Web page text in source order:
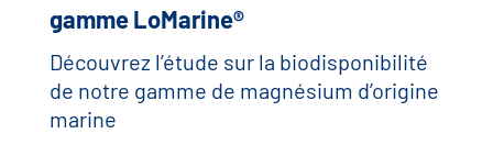
gamme LoMarine®
Découvrez l’étude sur la biodisponibilité
de notre gamme de magnésium d’origine
marine